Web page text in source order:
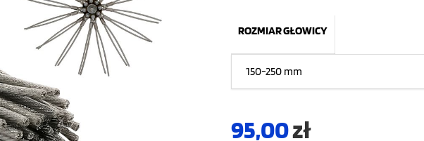
ROZMIAR GŁOWICY
95,00zł